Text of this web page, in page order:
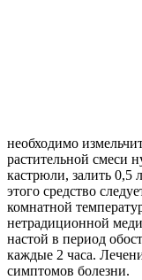
необходимо
растительной смеси
кастрюли, залить 0,5
этого средство
комнатной
нетрадиционной
настой в период
каждые 2 часа.
симптомов болезни.